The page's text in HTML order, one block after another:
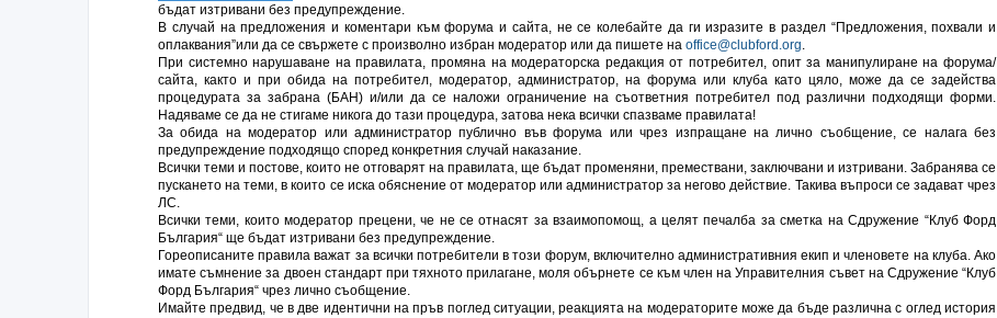
бъдат изтривани без предупреждение.
В случай на предложения и коментари към форума и сайта, не се колебайте да ги изразите в раздел “Предложения, похвали и
оплаквания”или да се свържете с произволно избран модератор или да пишете на office@clubford.org
При системно нарушаване на правилата, промяна на модераторска редакция от потребител, опит за манипулиране на форума/
сайта, както и при обида на потребител, модератор, администратор, на форума или клуба като цяло, може да се задейства
процедурата за забрана (БАН) и/или да се наложи ограничение на съответния потребител под различни подходящи форми.
Надяваме се да не стигаме никога до тази процедура, затова нека всички спазваме правилата!
За обида на модератор или администратор публично във форума или чрез изпращане на лично съобщение, се налага без
предупреждение подходящо според конкретния случай наказание.
Всички теми и постове, които не отговарят на правилата, ще бъдат променяни, премествани, заключвани и изтривани. Забранява се
пускането на теми, в които се иска обяснение от модератор или администратор за негово действие. Такива въпроси се задават чрез
ЛС.
Всички теми, които модератор прецени, че не се отнасят за взаимопомощ, а целят печалба за сметка на Сдружение “Клуб Форд
България“ ще бъдат изтривани без предупреждение.
Гореописаните правила важат за всички потребители в този форум, включително административния екип и членовете на клуба. Ако
имате съмнение за двоен стандарт при тяхното прилагане, моля обърнете се към член на Управителния съвет на Сдружение “Клуб
Форд България“ чрез лично съобщение.
Имайте предвид, че в две идентични на пръв поглед ситуации, реакцията на модераторите може да бъде различна с оглед история